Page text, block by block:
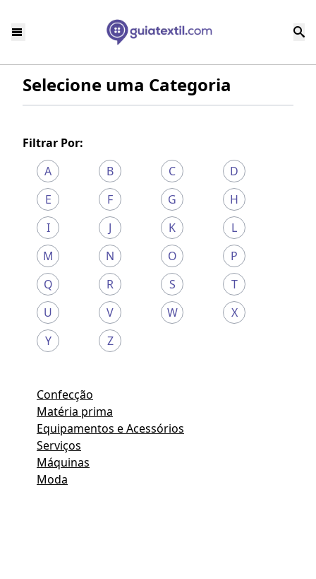
Selecione uma Categoria
Filtrar Por:
A
B C
D
E
F G
H
I
J K
L
M
N O
P
Q
R S
T
U
V W
X
Y
Z
Confecção
Matéria prima
Equipamentos e Acessórios
Serviços
Máquinas
Moda